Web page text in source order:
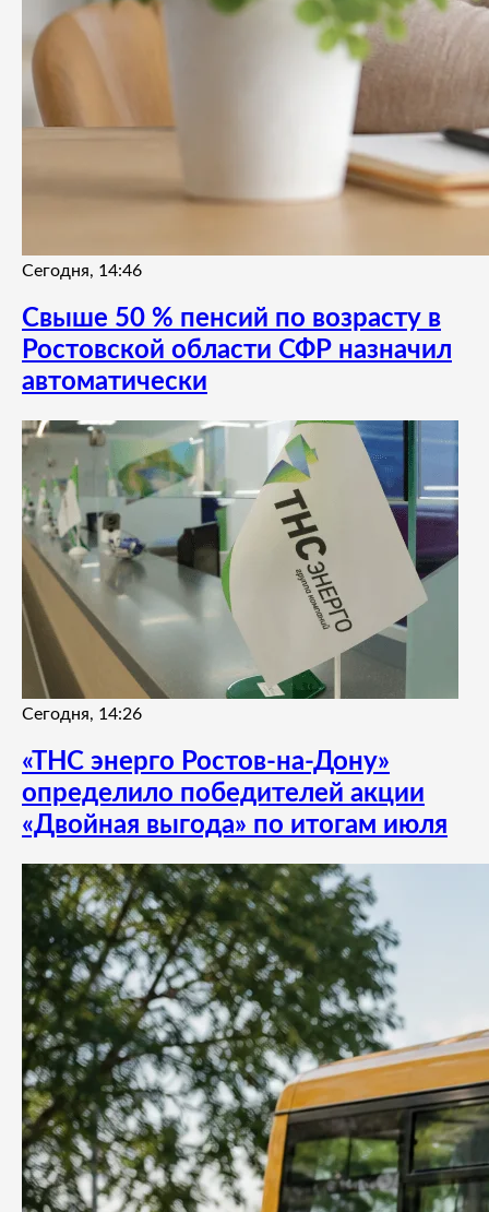
Сегодня, 14:46
Свыше 50 % пенсий по возрасту в
Ростовской области СФР назначил
автоматически
Сегодня, 14:26
«ТНС энерго Ростов-на-Дону»
определило победителей акции
«Двойная выгода» по итогам июля